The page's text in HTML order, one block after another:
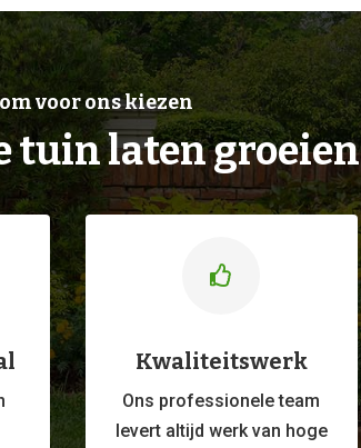
voor ons kiezen
tuin laten groeien

Kwaliteitswerk
Ons professioneleteam
levert altijd werk van hoge